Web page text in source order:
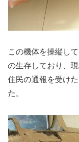
この機体を操縦し
の生存しており、
住民の通報を受け
た。